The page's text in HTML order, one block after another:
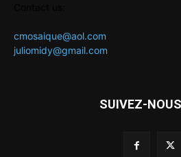
cmosaique@aol.com
juliomidy@gmail.com
SUIVEZ-